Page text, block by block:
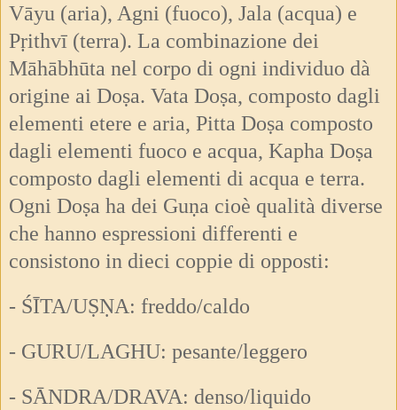
Vāyu (aria), Agni (fuoco), Jala (acqua) e
Pṛithvī (terra). La combinazione dei
Māhābhūta nel corpo di ogni individuo dà
origine ai Doṣa. Vata Doṣa, composto dagli
elementi etere e aria, Pitta Doṣa composto
dagli elementi fuoco e acqua, Kapha Doṣa
composto dagli elementi di acqua e terra.
Ogni Doṣa ha dei Guṇa cioè qualità diverse
che hanno espressioni differenti e
consistono in dieci coppie di opposti:
- ŚĪTA/UṢṆA: freddo/caldo
- GURU/LAGHU: pesante/leggero
- SĀNDRA/DRAVA: denso/liquido